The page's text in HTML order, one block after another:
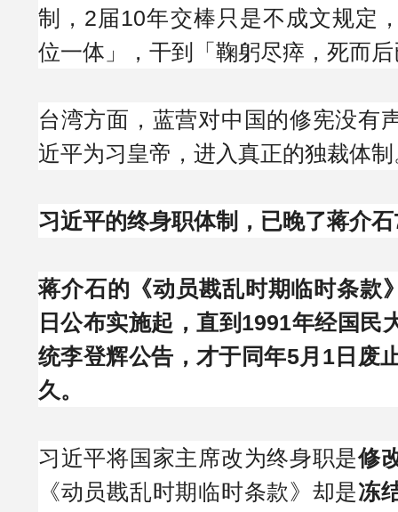
制，2届10年交棒只是不成文规定
位一体」，干到「鞠躬尽瘁，死而
台湾方面，蓝营对中国的修宪没有
近平为习皇帝，进入真正的独裁体
习近平的终身职体制，已晚了蒋介
蒋介石的《动员戡乱时期临时条款
日公布实施起，直到1991年经国民
统李登辉公告，才于同年5月1日废
久。
习近平将国家主席改为终身职是修
《动员戡乱时期临时条款》却是冻